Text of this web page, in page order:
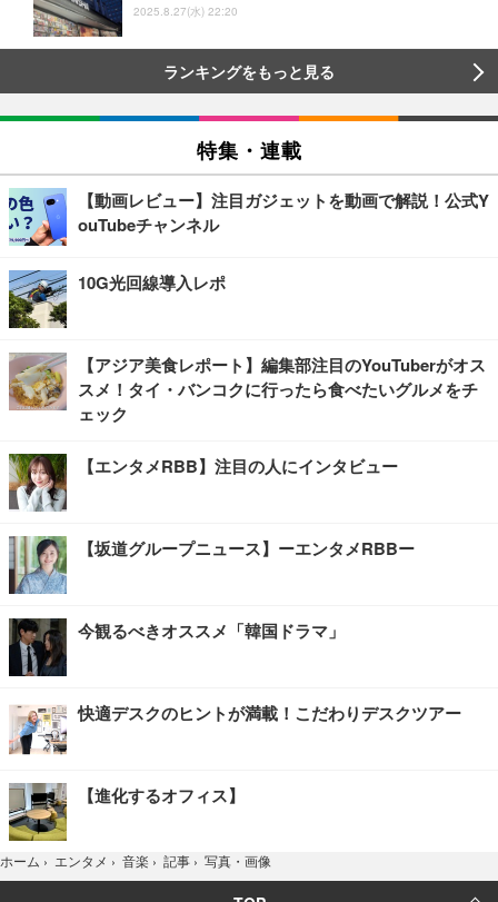
2025.8.27(水) 22:20
ランキングをもっと見る
特集・連載
【動画レビュー】注目ガジェットを動画で解説！公式Y
ouTubeチャンネル
10G光回線導入レポ
【アジア美食レポート】編集部注目のYouTuberがオス
スメ！タイ・バンコクに行ったら食べたいグルメをチ
ェック
【エンタメRBB】注目の人にインタビュー
【坂道グループニュース】ーエンタメRBBー
今観るべきオススメ「韓国ドラマ」
快適デスクのヒントが満載！こだわりデスクツアー
【進化するオフィス】
ホーム › エンタメ › 音楽 › 記事 › 写真・画像